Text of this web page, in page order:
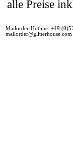
alle Preise
Mailorder-Hotline: +49
mailorder@glitterhouse.com